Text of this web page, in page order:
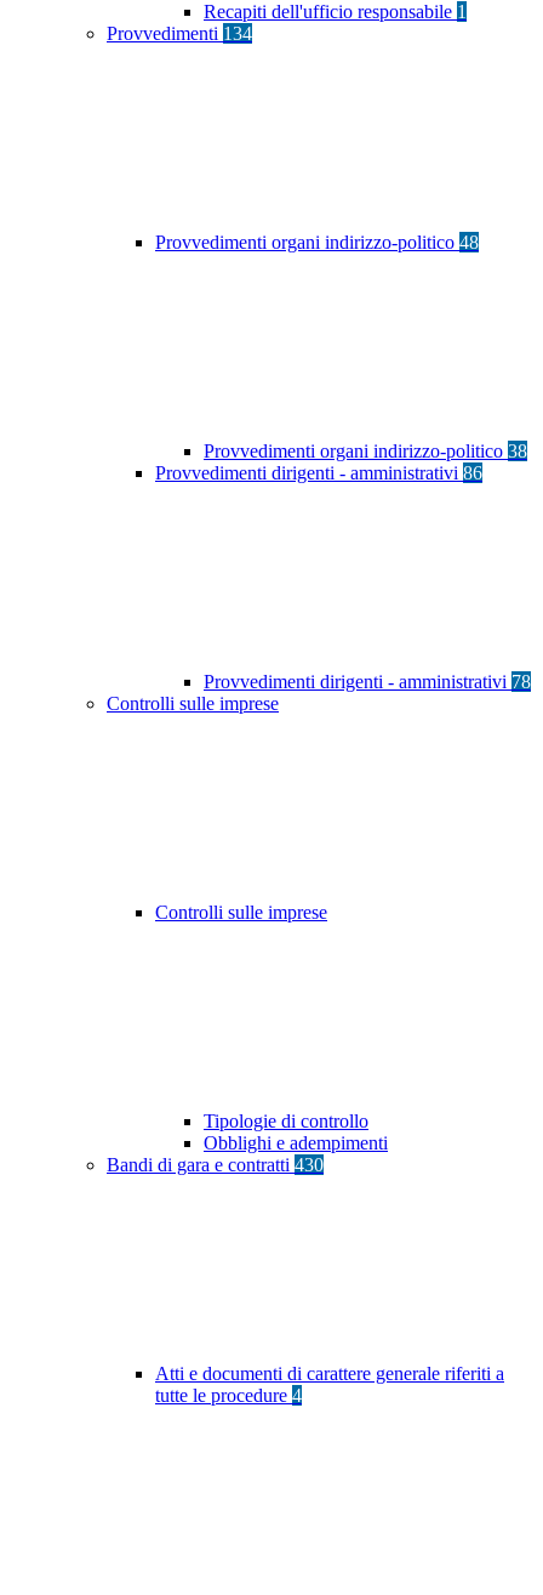
Recapiti dell'ufficio responsabile 1
Provvedimenti 134
Provvedimenti organi indirizzo-politico 48
Provvedimenti organi indirizzo-politico 38
Provvedimenti dirigenti - amministrativi 86
Provvedimenti dirigenti - amministrativi 78
Controlli sulle imprese
Controlli sulle imprese
Tipologie di controllo
Obblighi e adempimenti
Bandi di gara e contratti 430
Atti e documenti di carattere generale riferiti a
tutte le procedure 4